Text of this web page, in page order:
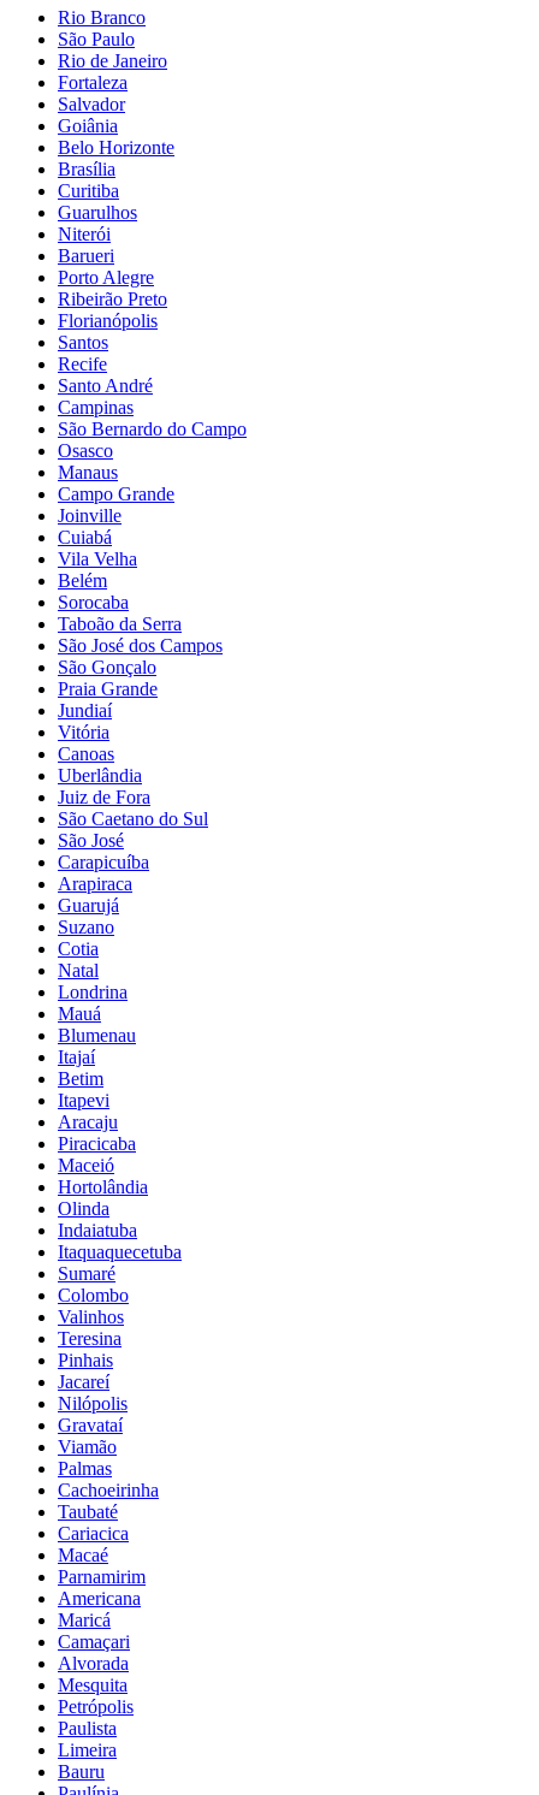
Rio Branco
São Paulo
Rio de Janeiro
Fortaleza
Salvador
Goiânia
Belo Horizonte
Brasília
Curitiba
Guarulhos
Niterói
Barueri
Porto Alegre
Ribeirão Preto
Florianópolis
Santos
Recife
Santo André
Campinas
São Bernardo do Campo
Osasco
Manaus
Campo Grande
Joinville
Cuiabá
Vila Velha
Belém
Sorocaba
Taboão da Serra
São José dos Campos
São Gonçalo
Praia Grande
Jundiaí
Vitória
Canoas
Uberlândia
Juiz de Fora
São Caetano do Sul
São José
Carapicuíba
Arapiraca
Guarujá
Suzano
Cotia
Natal
Londrina
Mauá
Blumenau
Itajaí
Betim
Itapevi
Aracaju
Piracicaba
Maceió
Hortolândia
Olinda
Indaiatuba
Itaquaquecetuba
Sumaré
Colombo
Valinhos
Teresina
Pinhais
Jacareí
Nilópolis
Gravataí
Viamão
Palmas
Cachoeirinha
Taubaté
Cariacica
Macaé
Parnamirim
Americana
Maricá
Camaçari
Alvorada
Mesquita
Petrópolis
Paulista
Limeira
Bauru